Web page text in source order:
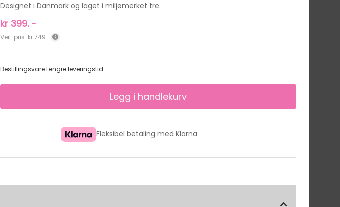
Designet i Danmark og laget i miljømerket tre.
kr 399.-
Veil. pris: kr 749.-
BestillingsvareLengre leveringstid
Fleksibel betaling med Klarna